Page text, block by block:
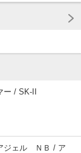
/ SK-II
ジェル ＮＢ / ア